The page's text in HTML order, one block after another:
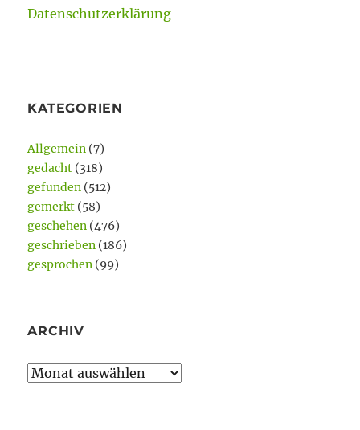
Datenschutzerklärung
KATEGORIEN
Allgemein (7)
gedacht (318)
gefunden (512)
gemerkt (58)
geschehen (476)
geschrieben (186)
gesprochen (99)
ARCHIV
Archiv